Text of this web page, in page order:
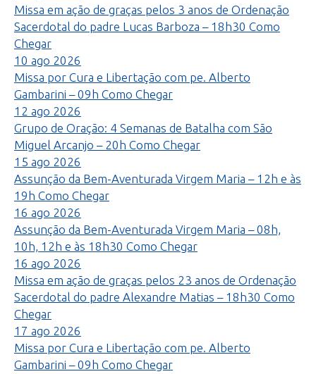
Missa em ação de graças pelos 3 anos de Ordenação
Sacerdotal do padre Lucas Barboza – 18h30 Como
Chegar
10 ago 2026
Missa por Cura e Libertação com pe. Alberto
Gambarini – 09h Como Chegar
12 ago 2026
Grupo de Oração: 4 Semanas de Batalha com São
Miguel Arcanjo – 20h Como Chegar
15 ago 2026
Assunção da Bem-Aventurada Virgem Maria – 12h e às
19h Como Chegar
16 ago 2026
Assunção da Bem-Aventurada Virgem Maria – 08h,
10h, 12h e às 18h30 Como Chegar
16 ago 2026
Missa em ação de graças pelos 23 anos de Ordenação
Sacerdotal do padre Alexandre Matias – 18h30 Como
Chegar
17 ago 2026
Missa por Cura e Libertação com pe. Alberto
Gambarini – 09h Como Chegar